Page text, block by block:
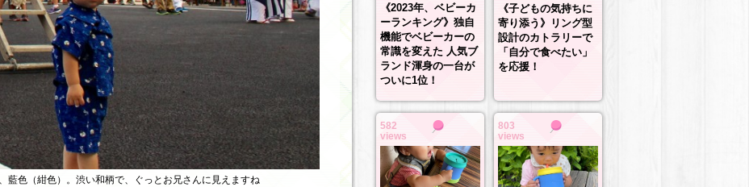
藍色（紺色）。渋い和柄で、ぐっとお兄さんに見えますね
《2023年、ベビーカ
ーランキング》独自
機能でベビーカーの
常識を変えた 人気ブ
ランド渾身の一台が
ついに1位！
《子どもの気持ちに
寄り添う》リング型
設計のカトラリーで
「自分で食べたい」
を応援！
582
views
803
views